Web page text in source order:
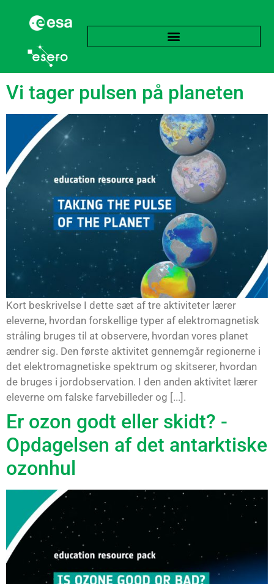
Tag:Satellitter
Vi tager pulsen på planeten
Kort beskrivelse I dette sæt af tre aktiviteter lærer
eleverne, hvordan forskellige typer af elektromagnetisk
stråling bruges til at observere, hvordan vores planet
ændrer sig. Den første aktivitet gennemgår regionerne i
det elektromagnetiske spektrum og skitserer, hvordan
de bruges i jordobservation. I den anden aktivitet lærer
eleverne om falske farvebilleder og [...].
Er ozon godt eller skidt? -
Opdagelsen af det antarktiske
ozonhul